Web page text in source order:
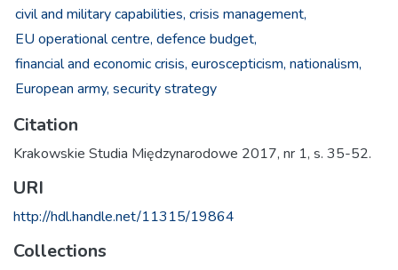
civil and military capabilities, crisis management,
EU operational centre, defence budget,
financial and economic crisis, euroscepticism, nationalism,
European army, security strategy
Citation
Krakowskie Studia Międzynarodowe 2017, nr 1, s. 35-52.
URI
http://hdl.handle.net/11315/19864
Collections